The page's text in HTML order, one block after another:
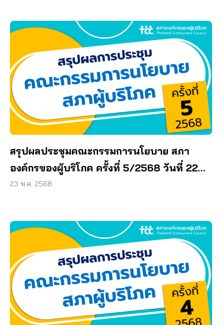
สรุปผลประชุมคณะกรรมการนโยบาย สภา
องค์กรของผู้บริโภค ครั้งที่ 5/2568 วันที่ 22
พฤษภาคม 2568
23 พ.ค. 2568